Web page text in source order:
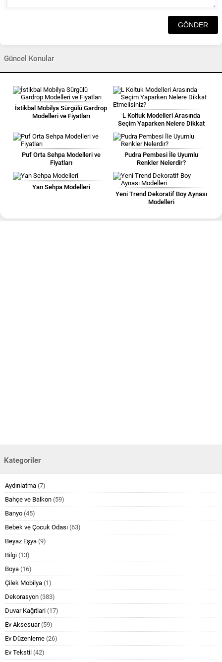
Güncel Konular
İstikbal Mobilya Sürgülü Gardrop
Modelleri ve Fiyatları
L Koltuk Modelleri Arasında
Seçim Yaparken Nelere Dikkat
Etmelisiniz?
Puf Orta Sehpa Modelleri ve
Fiyatları
Pudra Pembesi İle Uyumlu
Renkler Nelerdir?
Yan Sehpa Modelleri
Yeni Trend Dekoratif Boy Aynası
Modelleri
Kategoriler
Aydınlatma (7)
Bahçe ve Balkon (59)
Banyo (45)
Bebek ve Çocuk Odası (63)
Beyaz Eşya (9)
Bilgi (13)
Boya (16)
Çilek Mobilya (1)
Dekorasyon (383)
Duvar Kağıtlari (17)
Ev Aksesuar(59)
Ev Düzenleme (26)
Ev Tekstil (42)